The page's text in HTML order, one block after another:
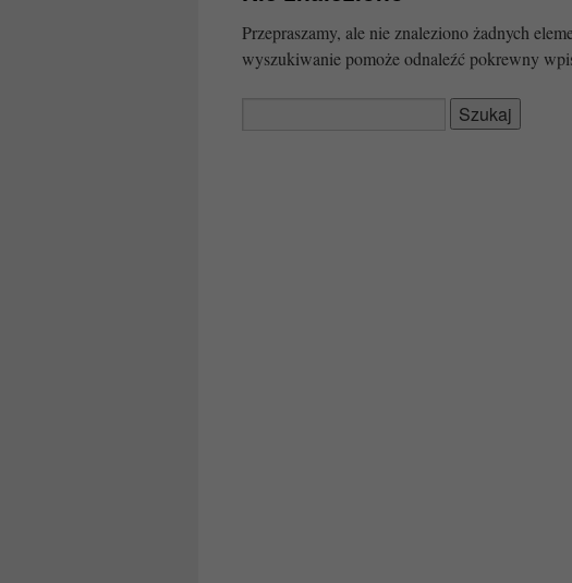
Przepraszamy, ale nie znaleziono żadnych
wyszukiwanie pomoże odnaleźć pokrewny